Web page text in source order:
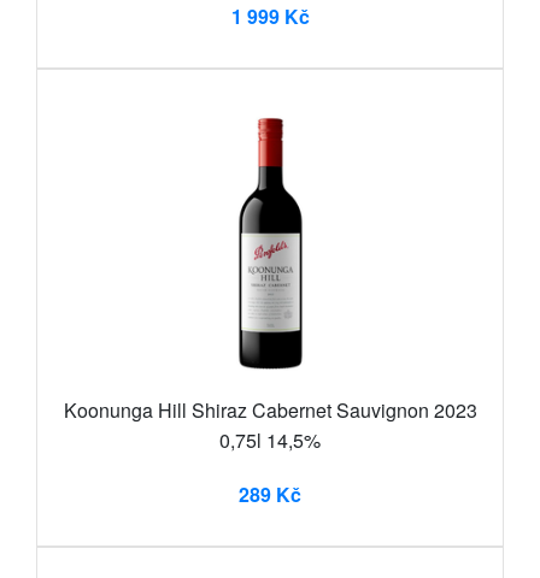
1 999 Kč
Koonunga Hill Shiraz Cabernet Sauvignon 2023
0,75l 14,5%
289 Kč